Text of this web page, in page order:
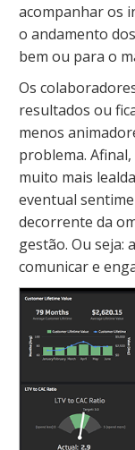
acompanhar os
o andamento
bem ou para o
Os
resultados ou
menos
problema.
muito mais
eventual
decorrente da
gestão. Ou seja:
comunicar e